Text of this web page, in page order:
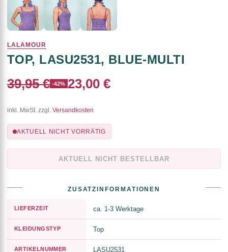
LALAMOUR
TOP, LASU2531, BLUE-MULTI
39,95 € -42% 23,00 €
inkl. MwSt. zzgl. Versandkosten
AKTUELL NICHT VORRÄTIG
AKTUELL NICHT BESTELLBAR
ZUSATZINFORMATIONEN
LIEFERZEIT ca. 1-3 Werktage
KLEIDUNGSTYP Top
ARTIKELNUMMER
LASU2531